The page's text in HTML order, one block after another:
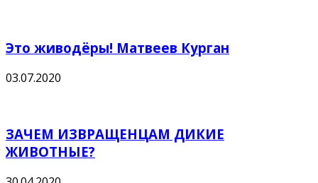
Это живодёры! Матвеев Курган
03.07.2020
ЗАЧЕМ ИЗВРАЩЕНЦАМ ДИКИЕ
ЖИВОТНЫЕ?